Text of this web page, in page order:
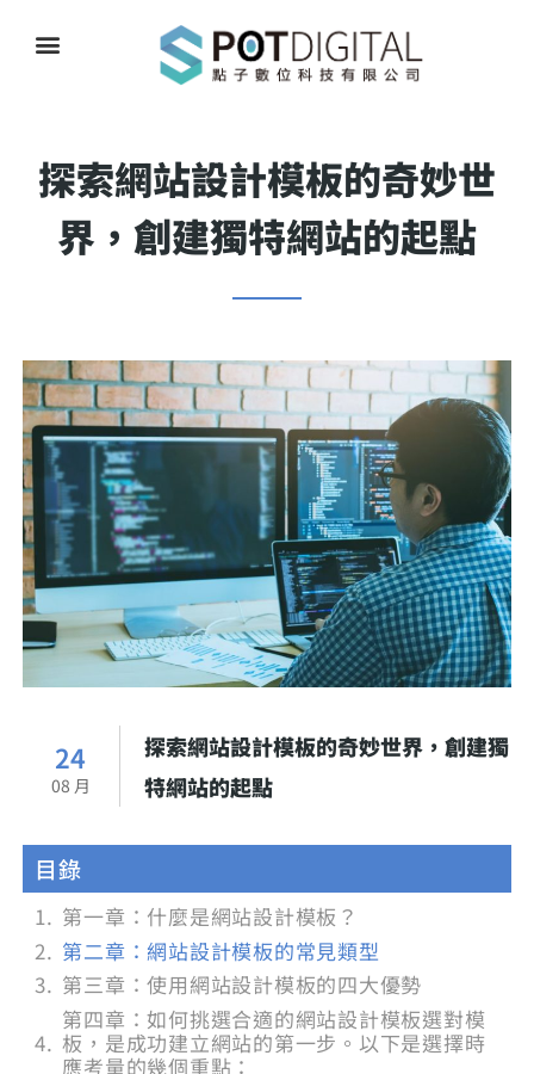
探索網站設計模板的奇妙世
界，創建獨特網站的起點
24
08 月
探索網站設計模板的奇妙世界，創建獨
特網站的起點
目錄
第一章：什麼是網站設計模板？
第二章：網站設計模板的常見類型
第三章：使用網站設計模板的四大優勢
第四章：如何挑選合適的網站設計模板選對模
板，是成功建立網站的第一步。以下是選擇時
應考量的幾個重點：